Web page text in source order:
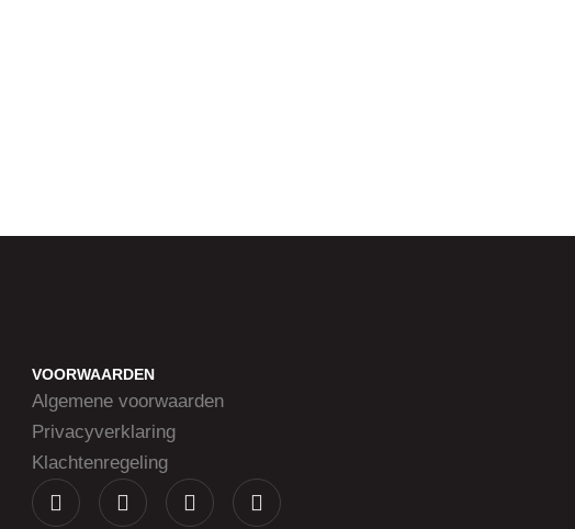
VOORWAARDEN
Algemene voorwaarden
Privacyverklaring
Klachtenregeling